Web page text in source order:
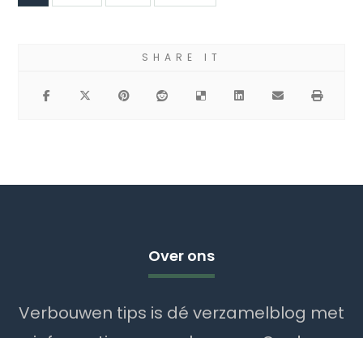
Over ons
Verbouwen tips is dé verzamelblog met